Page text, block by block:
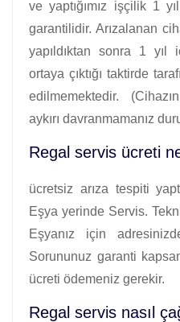
ve yaptığımız işçilik 1 yıl
garantilidir. Arızalanan
yapıldıktan sonra 1 yıl
ortaya çıktığı taktirde
edilmemektedir.
aykırı davranmamanız
Regal servis ücreti
ücretsiz arıza tespiti
Eşya yerinde Servis.
Eşyanız için
Sorununuz garanti
ücreti ödemeniz gerekir.
Regal servis nasıl